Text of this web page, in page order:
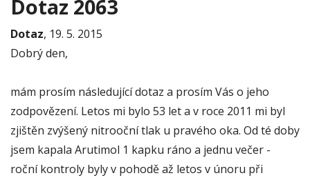
Dotaz 2063
Dotaz, 19. 5. 2015
Dobrý den,
mám prosím následující dotaz a prosím Vás o jeho
zodpovězení. Letos mi bylo 53 let a v roce 2011 mi byl
zjištěn zvýšený nitrooční tlak u pravého oka. Od té doby
jsem kapala Arutimol 1 kapku ráno a jednu večer -
roční kontroly byly v pohodě až letos v únoru při